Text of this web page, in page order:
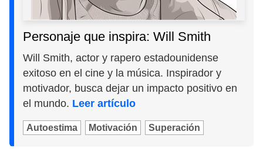
Personaje que inspira: Will Smith
Will Smith, actor y rapero estadounidense
exitoso en el cine y la música. Inspirador y
motivador, busca dejar un impacto positivo en
el mundo. Leer artículo
Autoestima Motivación Superación